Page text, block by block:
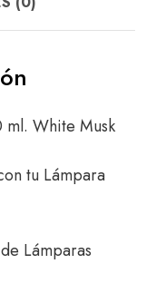
White Musk
tu Lámpara
Lámparas